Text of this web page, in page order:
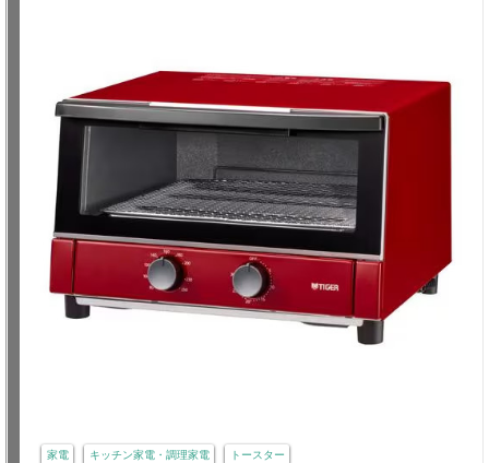
家電 キッチン家電・調理家電 トースター